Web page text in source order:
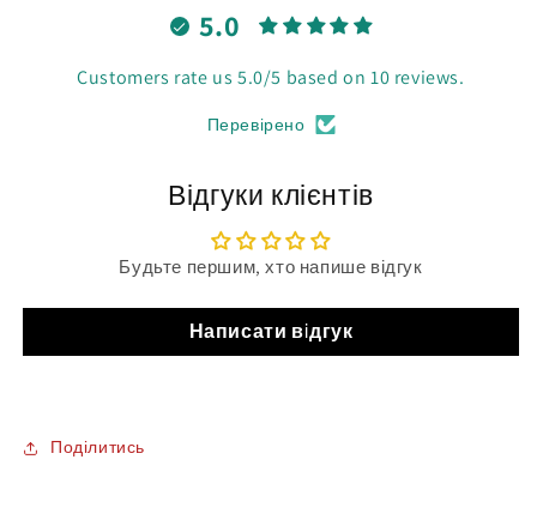
5.0
Customers rate us 5.0/5 based on 10 reviews.
Перевірено
Відгуки клієнтів
Будьте першим, хто напише відгук
Написати відгук
Поділитись